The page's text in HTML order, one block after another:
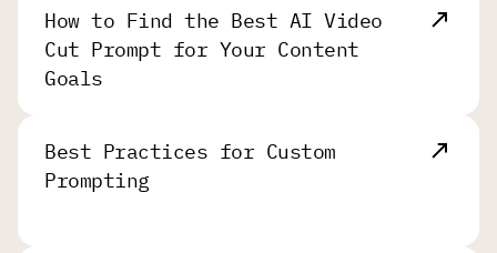
How to Find the Best AI Video
Cut Prompt for Your Content
Goals
Best Practices for Custom
Prompting